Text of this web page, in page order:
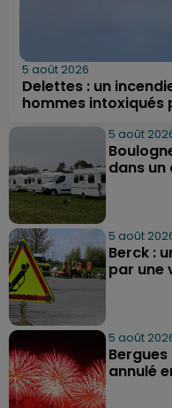
5 août 2026
Delettes : un
hommes intoxiqués
5 août
dans un
5 août
Berck :
par une
5 août
annulé